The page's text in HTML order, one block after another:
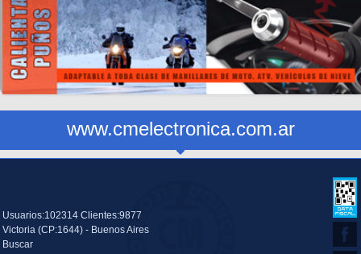
www.cmelectronica.com.ar
Usuarios:102314 Clientes:9877
Victoria (CP:1644) - Buenos Aires
Buscar